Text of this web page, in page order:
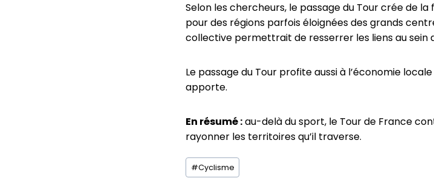
Selon les chercheurs, le passage du Tour crée de
pour des régions parfois éloignées des grands
collective permettrait de resserrer les liens au sein
Le passage du Tour profite aussi à l’économie
apporte.
En résumé :au-delà du sport, le Tour de France
rayonner les territoires qu’il traverse.
Étiquettes
de
#Cyclisme